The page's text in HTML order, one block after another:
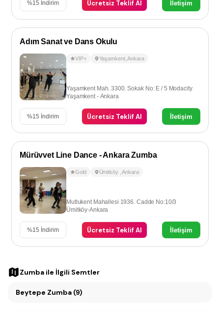
%15 İndirim Ücretsiz Teklif Al İletişim
Adım Sanat ve Dans Okulu
VIP+ Yaşamkent,Ankara
Yaşamkent Mah. 3300. Sokak No: E / 5 Modacity
Yaşamkent - Ankara
%15 İndirim Ücretsiz Teklif Al İletişim
Mürüvvet Line Dance - Ankara Zumba
Gold Ümitköy ,Ankara
Mutlukent Mahallesi 1936. Cadde No:10/3
Ümitköy-Ankara
%15 İndirim Ücretsiz Teklif Al İletişim
Zumba ile İlgili Semtler
Beytepe Zumba (9)